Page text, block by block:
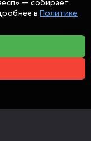
— собирает
в Политике